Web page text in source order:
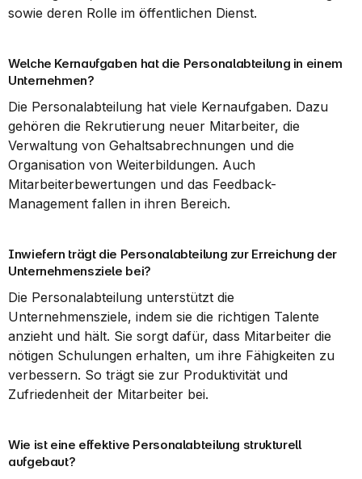
sowie deren Rolle im öffentlichen Dienst.
Welche Kernaufgaben hat die Personalabteilung in einem
Unternehmen?
Die Personalabteilung hat viele Kernaufgaben. Dazu
gehören die Rekrutierung neuer Mitarbeiter, die
Verwaltung von Gehaltsabrechnungen und die
Organisation von Weiterbildungen. Auch
Mitarbeiterbewertungen und das Feedback-
Management fallen in ihren Bereich.
Inwiefern trägt die Personalabteilung zur Erreichung der
Unternehmensziele bei?
Die Personalabteilung unterstützt die
Unternehmensziele, indem sie die richtigen Talente
anzieht und hält. Sie sorgt dafür, dass Mitarbeiter die
nötigen Schulungen erhalten, um ihre Fähigkeiten zu
verbessern. So trägt sie zur Produktivität und
Zufriedenheit der Mitarbeiter bei.
Wie ist eine effektive Personalabteilung strukturell
aufgebaut?